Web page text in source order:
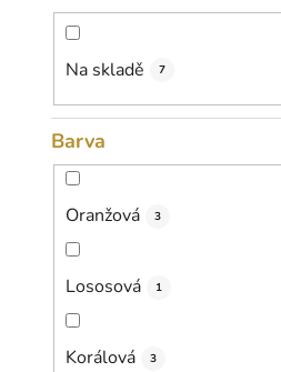
d
ů
Na skladě 7
Barva
Oranžová 3
Lososová 1
Korálová 3